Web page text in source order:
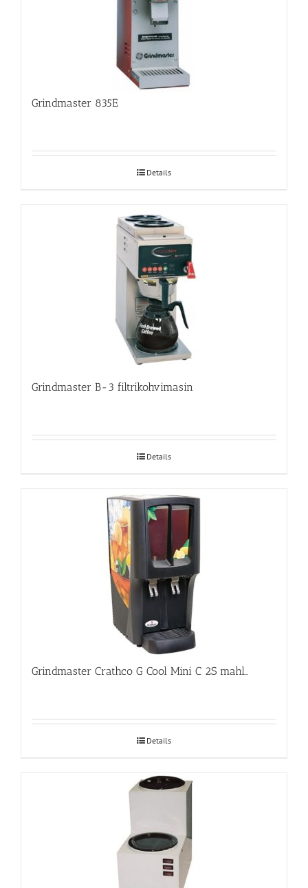
Grindmaster 835E
Details
Grindmaster B-3 filtrikohvimasin
Details
Grindmaster Crathco G Cool Mini C 2S mahlajahuti
Details